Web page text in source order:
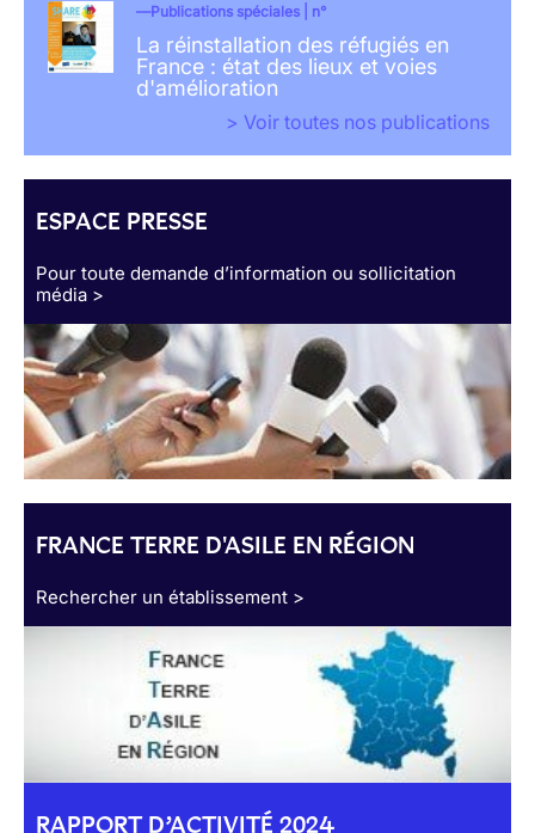
Publications spéciales | n°
La réinstallation des réfugiés en
France : état des lieux et voies
d'amélioration
> Voir toutes nos publications
ESPACE PRESSE
Pour toute demande d’information ou sollicitation
média >
FRANCE TERRE D'ASILE EN RÉGION
Rechercher un établissement >
RAPPORT D’ACTIVITÉ 2024